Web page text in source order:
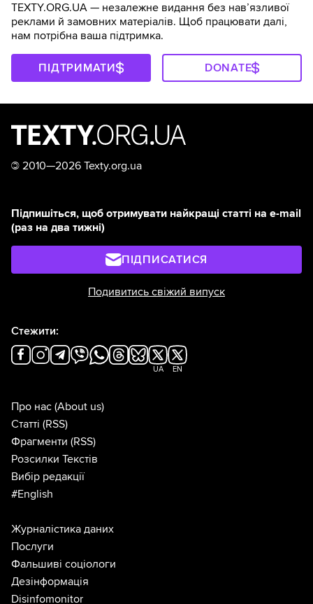
TEXTY.ORG.UA — незалежне видання без навʼязливої
реклами й замовних матеріалів. Щоб працювати далі,
нам потрібна ваша підтримка.
ПІДТРИМАТИ DONATE
© 2010—2026 Texty.org.ua
Підпишіться, щоб отримувати найкращі статті на e-mail
(раз на два тижні)
ПІДПИСАТИСЯ
Подивитись свіжий випуск
Стежити:
UA EN
Про нас (About us)
Статті (RSS)
Фрагменти (RSS)
Розсилки Текстів
Вибір редакції
#English
Журналістика даних
Послуги
Фальшиві соціологи
Дезінформація
Disinfomonitor